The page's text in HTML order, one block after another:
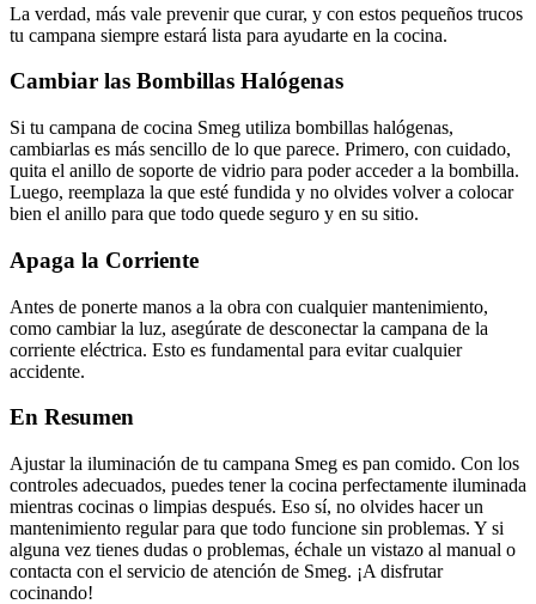
La verdad, más vale prevenir que curar, y con estos pequeños trucos
tu campana siempre estará lista para ayudarte en la cocina.
Cambiar las Bombillas Halógenas
Si tu campana de cocina Smeg utiliza bombillas halógenas,
cambiarlas es más sencillo de lo que parece. Primero, con cuidado,
quita el anillo de soporte de vidrio para poder acceder a la bombilla.
Luego, reemplaza la que esté fundida y no olvides volver a colocar
bien el anillo para que todo quede seguro y en su sitio.
Apaga la Corriente
Antes de ponerte manos a la obra con cualquier mantenimiento,
como cambiar la luz, asegúrate de desconectar la campana de la
corriente eléctrica. Esto es fundamental para evitar cualquier
accidente.
En Resumen
Ajustar la iluminación de tu campana Smeg es pan comido. Con los
controles adecuados, puedes tener la cocina perfectamente iluminada
mientras cocinas o limpias después. Eso sí, no olvides hacer un
mantenimiento regular para que todo funcione sin problemas. Y si
alguna vez tienes dudas o problemas, échale un vistazo al manual o
contacta con el servicio de atención de Smeg. ¡A disfrutar
cocinando!